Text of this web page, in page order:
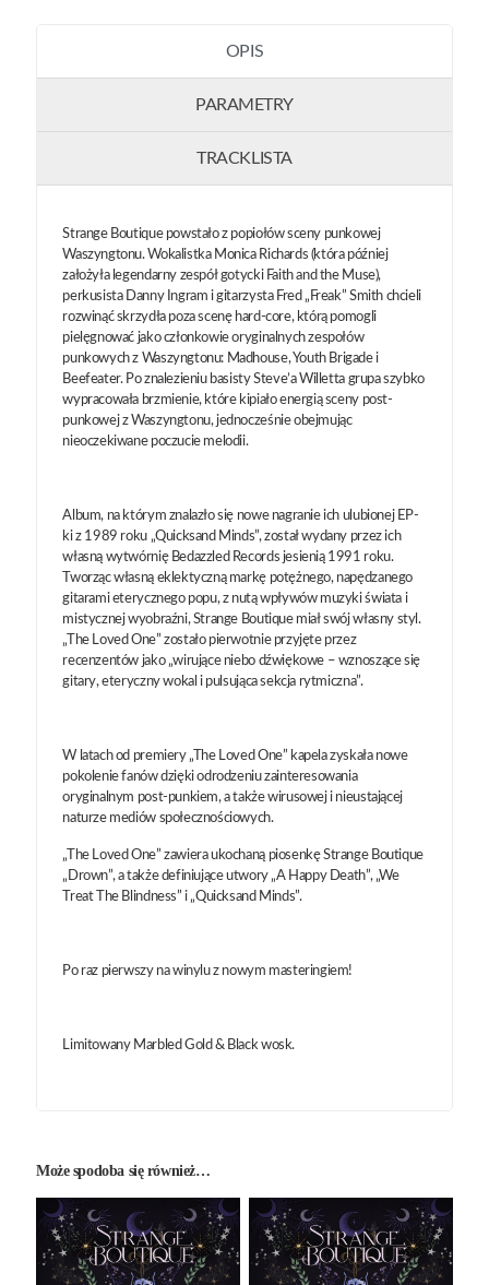
OPIS
PARAMETRY
TRACKLISTA
Strange Boutique powstało z popiołów sceny punkowej
Waszyngtonu. Wokalistka Monica Richards (która później
założyła legendarny zespół gotycki Faith and the Muse),
perkusista Danny Ingram i gitarzysta Fred „Freak” Smith chcieli
rozwinąć skrzydła poza scenę hard-core, którą pomogli
pielęgnować jako członkowie oryginalnych zespołów
punkowych z Waszyngtonu: Madhouse, Youth Brigade i
Beefeater. Po znalezieniu basisty Steve’a Willetta grupa szybko
wypracowała brzmienie, które kipiało energią sceny post-
punkowej z Waszyngtonu, jednocześnie obejmując
nieoczekiwane poczucie melodii.
Album, na którym znalazło się nowe nagranie ich ulubionej EP-
ki z 1989 roku „Quicksand Minds”, został wydany przez ich
własną wytwórnię Bedazzled Records jesienią 1991 roku.
Tworząc własną eklektyczną markę potężnego, napędzanego
gitarami eterycznego popu, z nutą wpływów muzyki świata i
mistycznej wyobraźni, Strange Boutique miał swój własny styl.
„The Loved One” zostało pierwotnie przyjęte przez
recenzentów jako „wirujące niebo dźwiękowe – wznoszące się
gitary, eteryczny wokal i pulsująca sekcja rytmiczna”.
W latach od premiery „The Loved One” kapela zyskała nowe
pokolenie fanów dzięki odrodzeniu zainteresowania
oryginalnym post-punkiem, a także wirusowej i nieustającej
naturze mediów społecznościowych.
„The Loved One” zawiera ukochaną piosenkę Strange Boutique
„Drown”, a także definiujące utwory „A Happy Death”, „We
Treat The Blindness” i „Quicksand Minds”.
Po raz pierwszy na winylu z nowym masteringiem!
Limitowany Marbled Gold & Black wosk.
Może spodoba się również…